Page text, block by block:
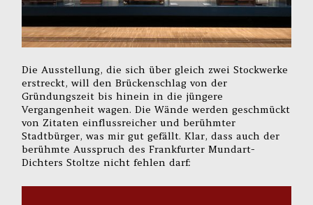
Die Ausstellung, die sich über gleich zwei Stockwerke
erstreckt, will den Brückenschlag von der
Gründungszeit bis hinein in die jüngere
Vergangenheit wagen. Die Wände werden geschmückt
von Zitaten einflussreicher und berühmter
Stadtbürger, was mir gut gefällt. Klar, dass auch der
berühmte Ausspruch des Frankfurter Mundart-
Dichters Stoltze nicht fehlen darf: